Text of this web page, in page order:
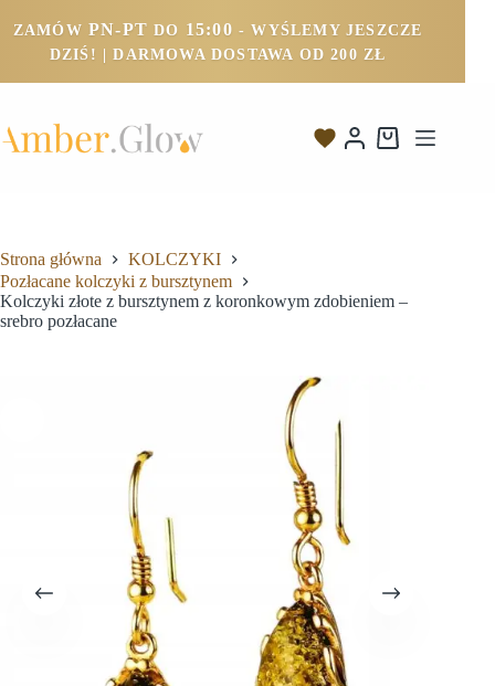
ZAMÓW PN-PT DO 15:00 - WYŚLEMY JESZCZE
DZIŚ! | DARMOWA DOSTAWA OD 200 ZŁ
Strona główna
KOLCZYKI
Pozłacane kolczyki z bursztynem
Kolczyki złote z bursztynem z koronkowym zdobieniem –
srebro pozłacane